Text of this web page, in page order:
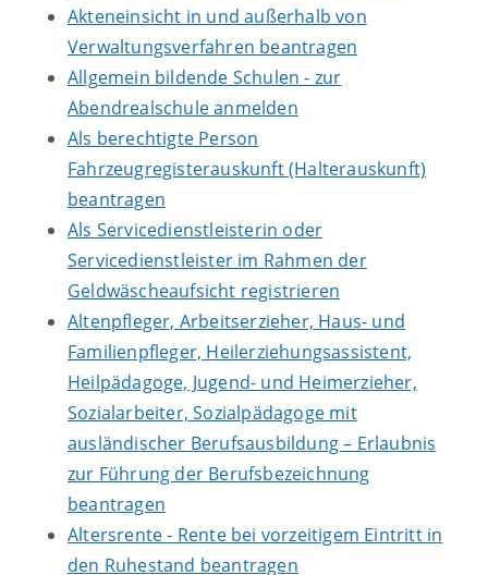
Akteneinsicht in und außerhalb von
Verwaltungsverfahren beantragen
Allgemein bildende Schulen - zur
Abendrealschule anmelden
Als berechtigte Person
Fahrzeugregisterauskunft (Halterauskunft)
beantragen
Als Servicedienstleisterin oder
Servicedienstleister im Rahmen der
Geldwäscheaufsicht registrieren
Altenpfleger, Arbeitserzieher, Haus- und
Familienpfleger, Heilerziehungsassistent,
Heilpädagoge, Jugend- und Heimerzieher,
Sozialarbeiter, Sozialpädagoge mit
ausländischer Berufsausbildung – Erlaubnis
zur Führung der Berufsbezeichnung
beantragen
Altersrente - Rente bei vorzeitigem Eintritt in
den Ruhestand beantragen